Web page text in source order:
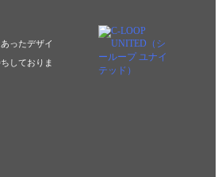
ったデザイ
しておりま